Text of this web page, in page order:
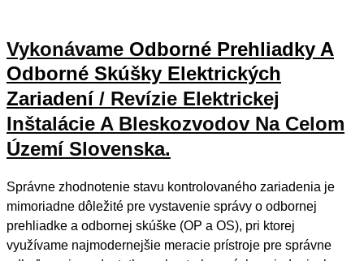
Vykonávame Odborné Prehliadky A
Odborné Skúšky Elektrických
Zariadení/ Revízie Elektrickej
Inštalácie A Bleskozvodov Na Celom
Území Slovenska.
Správne zhodnotenie stavu kontrolovaného zariadenia je
mimoriadne dôležité pre vystavenie správy o odbornej
prehliadke a odbornej skúške (OP a OS), pri ktorej
využívame najmodernejšie meracie prístroje pre správne